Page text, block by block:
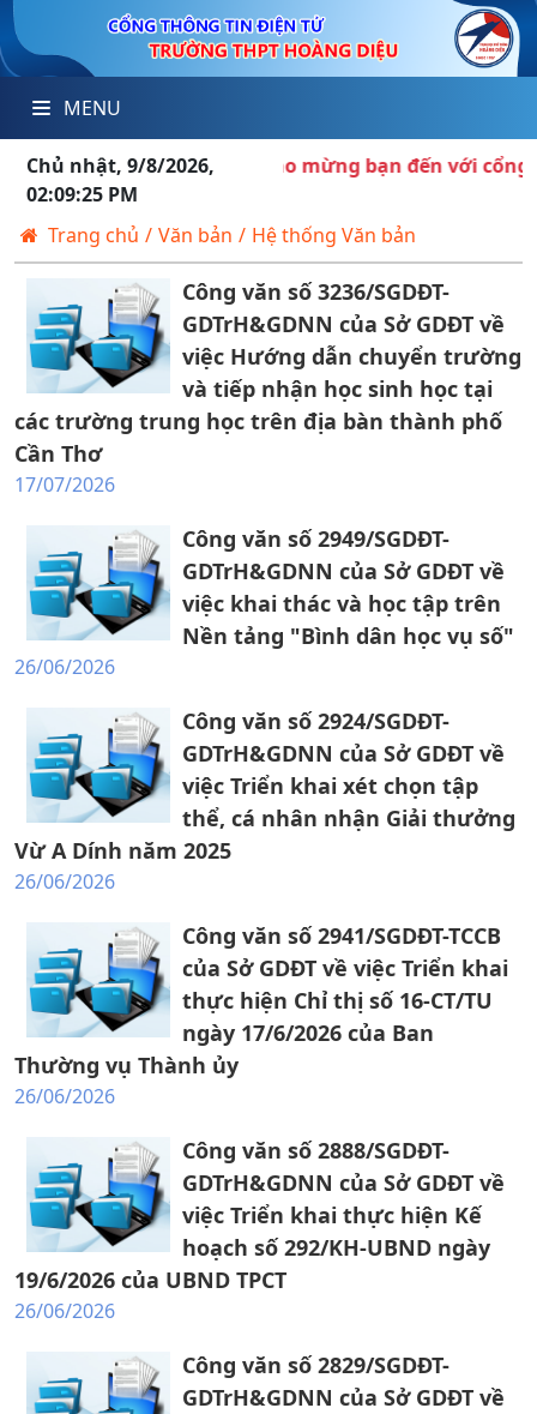
MENU
Chủ nhật, 9/8/2026,
02:09:25 PM
Chào mừng bạn đến với cổng
Trang chủ / Văn bản / Hệ thống Văn bản
Công văn số 3236/SGDĐT-
GDTrH&GDNN của Sở GDĐT về
việc Hướng dẫn chuyển trường
và tiếp nhận học sinh học tại
các trường trung học trên địa bàn thành phố
Cần Thơ
17/07/2026
Công văn số 2949/SGDĐT-
GDTrH&GDNN của Sở GDĐT về
việc khai thác và học tập trên
Nền tảng "Bình dân học vụ số"
26/06/2026
Công văn số 2924/SGDĐT-
GDTrH&GDNN của Sở GDĐT về
việc Triển khai xét chọn tập
thể, cá nhân nhận Giải thưởng
Vừ A Dính năm 2025
26/06/2026
Công văn số 2941/SGDĐT-TCCB
của Sở GDĐT về việc Triển khai
thực hiện Chỉ thị số 16-CT/TU
ngày 17/6/2026 của Ban
Thường vụ Thành ủy
26/06/2026
Công văn số 2888/SGDĐT-
GDTrH&GDNN của Sở GDĐT về
việc Triển khai thực hiện Kế
hoạch số 292/KH-UBND ngày
19/6/2026 của UBND TPCT
26/06/2026
Công văn số 2829/SGDĐT-
GDTrH&GDNN của Sở GDĐT về